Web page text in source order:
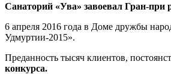
Санаторий «Ува» завоевал Гран-при
6 апреля 2016 года в Доме дружбы
Удмуртии-2015».
Преданность тысяч клиентов,
конкурса.